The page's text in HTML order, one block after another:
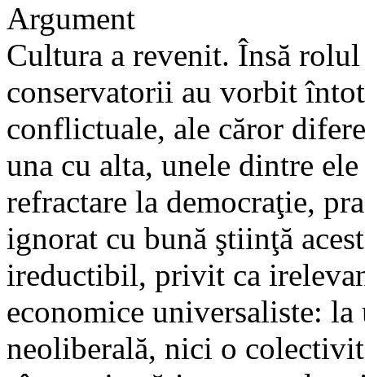
Argument
Cultura a revenit. Însă
conservatorii au vorbit
conflictuale, ale căror
una cu alta, unele dintre
refractare la democraţie,
ignorat cu bună ştiinţă
ireductibil, privit ca
economice universaliste:
neoliberală, nici o